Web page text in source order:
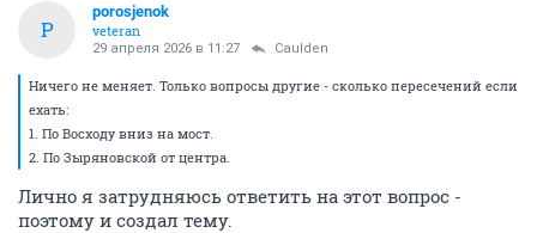
P
porosjenok
veteran
29 апреля 2026 в 11:27 Caulden
Ничего не меняет. Только вопросы другие - сколько пересечений если
ехать:
1. По Восходу вниз на мост.
2. По Зыряновской от центра.
Лично я затрудняюсь ответить на этот вопрос -
поэтому и создал тему.